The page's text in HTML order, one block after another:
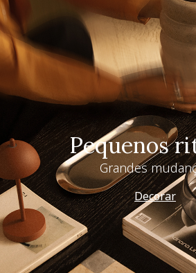
Pequenos
Grandes
Decorar